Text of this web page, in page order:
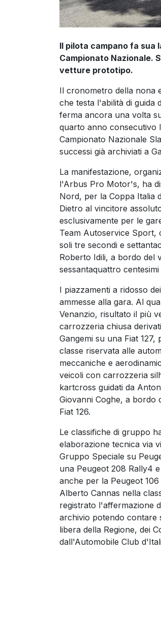
Il pilota campano fa sua
Campionato Nazionale.
vetture prototipo.
Il cronometro della nona
che testa l'abilità di guida
ferma ancora una volta
quarto anno consecutivo
Campionato Nazionale
successi già archiviati a
La manifestazione,
l'Arbus Pro Motor's, ha
Nord, per la Coppa Italia
Dietro al vincitore
esclusivamente per le
Team Autoservice
soli tre secondi e
Roberto Idili, a bordo del
sessantaquattro
I piazzamenti a ridosso
ammesse alla gara. Al
Venanzio, risultato il più
carrozzeria chiusa
Gangemi su una Fiat
classe riservata alle
meccaniche e
veicoli con carrozzeria
kartcross guidati da
Giovanni Coghe, a bordo
Fiat 126.
Le classifiche di gruppo
elaborazione tecnica via
Gruppo Speciale su
una Peugeot 208 Rally4
anche per la Peugeot
Alberto Cannas nella
registrato l'affermazione
archivio potendo contare
libera della Regione, dei
dall'Automobile Club